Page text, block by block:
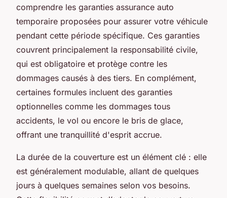
comprendre les garanties assurance auto
temporaire proposées pour assurer votre véhicule
pendant cette période spécifique. Ces garanties
couvrent principalement la responsabilité civile,
qui est obligatoire et protège contre les
dommages causés à des tiers. En complément,
certaines formules incluent des garanties
optionnelles comme les dommages tous
accidents, le vol ou encore le bris de glace,
offrant une tranquillité d'esprit accrue.
La durée de la couverture est un élément clé : elle
est généralement modulable, allant de quelques
jours à quelques semaines selon vos besoins.